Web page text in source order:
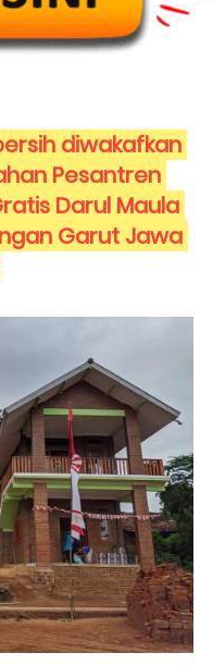
diwakafkan
Pesantren
Darul Maula
Garut Jawa